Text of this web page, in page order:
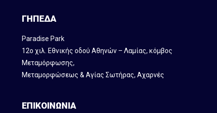
ΓΗΠΕΔΑ
Paradise Park
12ο χιλ. Εθνικής οδού Αθηνών – Λαμίας, κόμβος
Mεταμόρφωσης,
Μεταμορφώσεως & Αγίας Σωτήρας, Αχαρνές
ΕΠΙΚΟΙΝΩΝΙΑ